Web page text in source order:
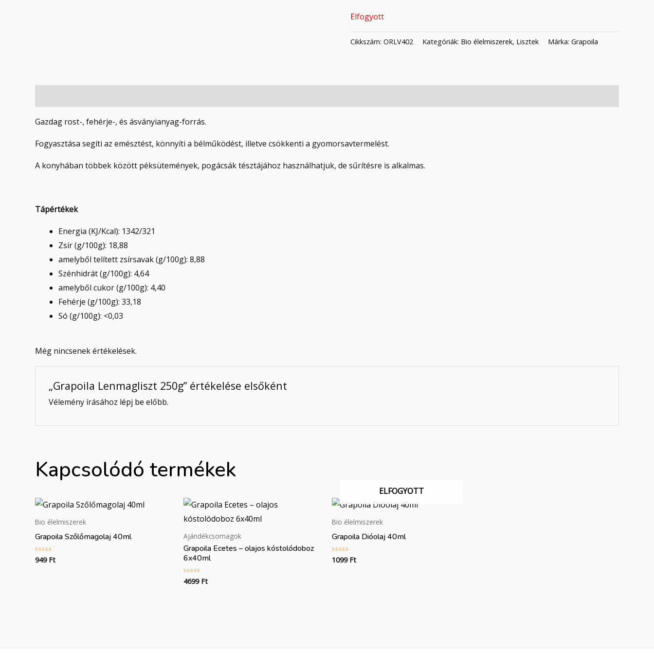
Elfogyott
Cikkszám: ORLV402 Kategóriák: Bio élelmiszerek, Lisztek Márka: Grapoila
Gazdag rost-, fehérje-, és ásványianyag-forrás.
Fogyasztása segíti az emésztést, könnyíti a bélműködést, illetve csökkenti a gyomorsavtermelést.
A konyhában többek között péksütemények, pogácsák tésztájához használhatjuk, de sűrítésre is alkalmas.
Tápértékek
Energia (KJ/Kcal): 1342/321
Zsír (g/100g): 18,88
amelyből telített zsírsavak (g/100g): 8,88
Szénhidrát (g/100g): 4,64
amelyből cukor (g/100g): 4,40
Fehérje (g/100g): 33,18
Só (g/100g): <0,03
Még nincsenek értékelések.
„Grapoila Lenmagliszt 250g” értékelése elsőként
Vélemény írásához lépj be előbb.
Kapcsolódó termékek
Bio élelmiszerek
Grapoila Szőlőmagolaj 40ml
Értékelés:
0
949 Ft
Ajándékcsomagok
Grapoila Ecetes – olajos kóstolódoboz
6x40ml
Értékelés:
0
4699 Ft
ELFOGYOTT
Bio élelmiszerek
Grapoila Dióolaj 40ml
Értékelés:
0
1099 Ft